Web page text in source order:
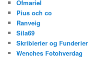
Ofmariel
Pius och co
Ranveig
Sila69
Skriblerier og Funderier
Wenches Fotohverdag